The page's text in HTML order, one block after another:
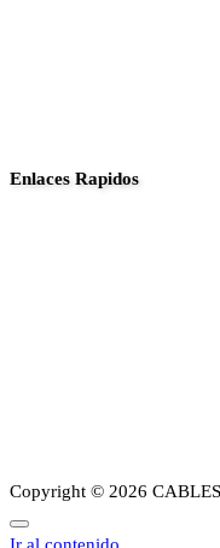
Enlaces Rapidos
Copyright © 2026